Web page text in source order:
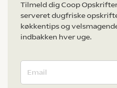
Tilmeld dig Coop
serveret dugfriske
køkkentips og
indbakken hver uge.